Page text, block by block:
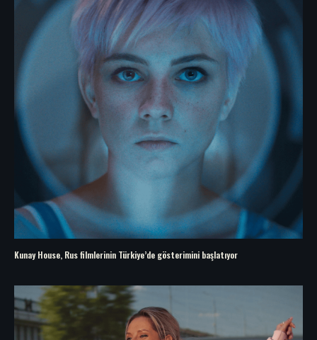
Kunay House, Rus filmlerinin Türkiye’de gösterimini başlatıyor